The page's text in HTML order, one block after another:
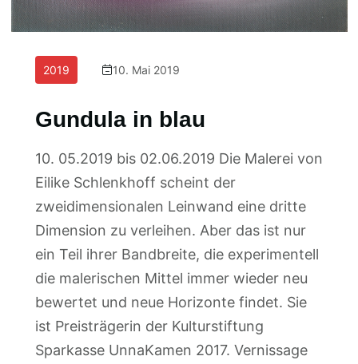
2019 10. Mai 2019
Gundula in blau
10. 05.2019 bis 02.06.2019 Die Malerei von
Eilike Schlenkhoff scheint der
zweidimensionalen Leinwand eine dritte
Dimension zu verleihen. Aber das ist nur
ein Teil ihrer Bandbreite, die experimentell
die malerischen Mittel immer wieder neu
bewertet und neue Horizonte findet. Sie
ist Preisträgerin der Kulturstiftung
Sparkasse UnnaKamen 2017. Vernissage